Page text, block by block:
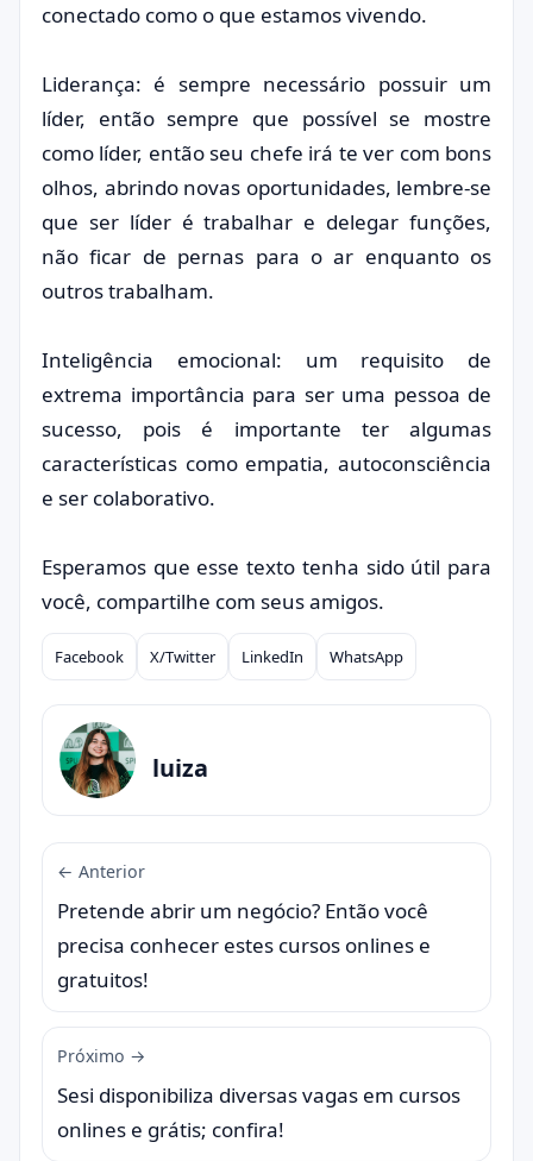
conectado como o que estamos vivendo.
Liderança: é sempre necessário possuir um
líder, então sempre que possível se mostre
como líder, então seu chefe irá te ver com bons
olhos, abrindo novas oportunidades, lembre-se
que ser líder é trabalhar e delegar funções,
não ficar de pernas para o ar enquanto os
outros trabalham.
Inteligência emocional: um requisito de
extrema importância para ser uma pessoa de
sucesso, pois é importante ter algumas
características como empatia, autoconsciência
e ser colaborativo.
Esperamos que esse texto tenha sido útil para
você, compartilhe com seus amigos.
Compartilhar
Facebook X/Twitter LinkedIn WhatsApp
luiza
← Anterior
Pretende abrir um negócio? Então você
precisa conhecer estes cursos onlines e
gratuitos!
Próximo →
Sesi disponibiliza diversas vagas em cursos
onlines e grátis; confira!